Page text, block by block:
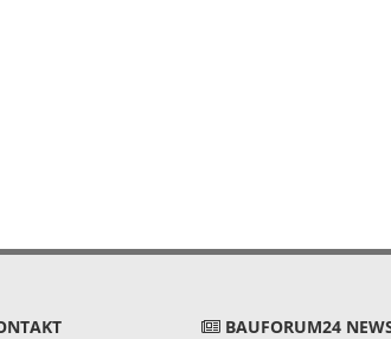
BAUFORUM24